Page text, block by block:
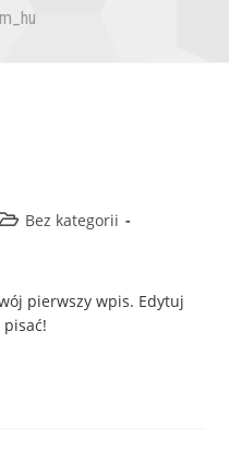
Bez kategorii
pierwszy wpis. Edytuj